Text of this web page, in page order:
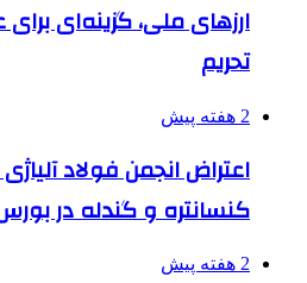
ارزهای ملی، گزینه‌ای
تحریم
2 هفته پیش
اعتراض انجمن فولاد
کنسانتره و گندله در
2 هفته پیش